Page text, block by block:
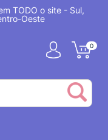
TODO o site - Sul,
Oeste
0